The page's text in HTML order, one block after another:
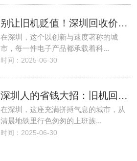
别让旧机贬值！深圳回收价让你血赚
在深圳，这个以创新与速度著称的城
市，每一件电子产品都承载着科...
时间：2025-06-30
深圳人的省钱大招：旧机回收秒变存款
在深圳，这座充满拼搏气息的城市，从
清晨地铁里行色匆匆的上班族...
时间：2025-06-30